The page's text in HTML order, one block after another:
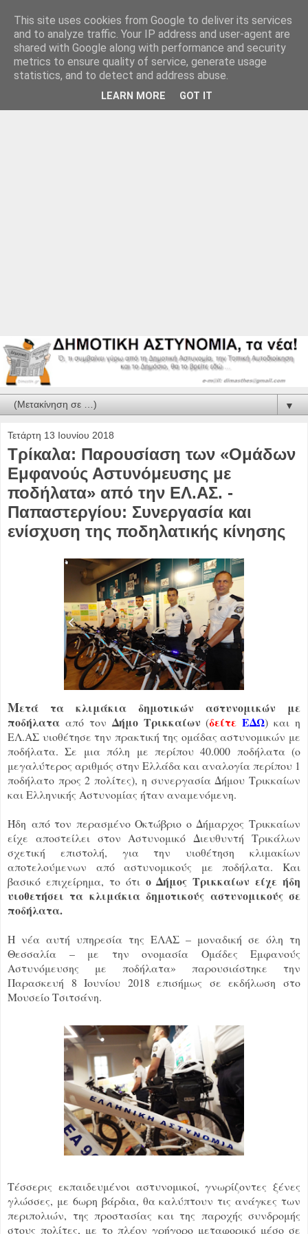
▼
Τετάρτη 13 Ιουνίου 2018
Τρίκαλα: Παρουσίαση των «Ομάδων
Εμφανούς Αστυνόμευσης με
ποδήλατα» από την ΕΛ.ΑΣ. -
Παπαστεργίου: Συνεργασία και
ενίσχυση της ποδηλατικής κίνησης
Μετά τα κλιμάκια δημοτικών αστυνομικών με
ποδήλατα από τον Δήμο Τρικκαίων(δείτεΕΔΩ) και η
ΕΛ.ΑΣ υιοθέτησε την πρακτική της ομάδας αστυνομικών με
ποδήλατα. Σε μια πόλη με περίπου 40.000 ποδήλατα (ο
μεγαλύτερος αριθμός στην Ελλάδα και αναλογία περίπου 1
ποδήλατο προς 2 πολίτες), η συνεργασία Δήμου Τρικκαίων
και Ελληνικής Αστυνομίας ήταν αναμενόμενη.
Ήδη από τον περασμένο Οκτώβριο ο Δήμαρχος Τρικκαίων
είχε αποστείλει στον Αστυνομικό Διευθυντή Τρικάλων
σχετική επιστολή, για την υιοθέτηση κλιμακίων
αποτελούμενων από αστυνομικούς με ποδήλατα. Και
βασικό επιχείρημα, το ότι ο Δήμος Τρικκαίων είχε ήδη
υιοθετήσει τα κλιμάκια δημοτικούς αστυνομικούς σε
ποδήλατα.
Η νέα αυτή υπηρεσία της ΕΛΑΣ – μοναδική σε όλη τη
Θεσσαλία – με την ονομασία Ομάδες Εμφανούς
Αστυνόμευσης με ποδήλατα» παρουσιάστηκε την
Παρασκευή 8 Ιουνίου 2018 επισήμως σε εκδήλωση στο
Μουσείο Τσιτσάνη.
Τέσσερις εκπαιδευμένοι αστυνομικοί, γνωρίζοντες ξένες
γλώσσες, με 6ωρη βάρδια, θα καλύπτουν τις ανάγκες των
περιπολιών, της προστασίας και της παροχής συνδρομής
στους πολίτες, με το πλέον γρήγορο μεταφορικό μέσο σε
This site uses cookies from Google to deliver its services
and to analyze traffic. Your IP address and user-agent are
shared with Google along with performance and security
metrics to ensure quality of service, generate usage
statistics, and to detect and address abuse.
LEARN MORE GOT IT